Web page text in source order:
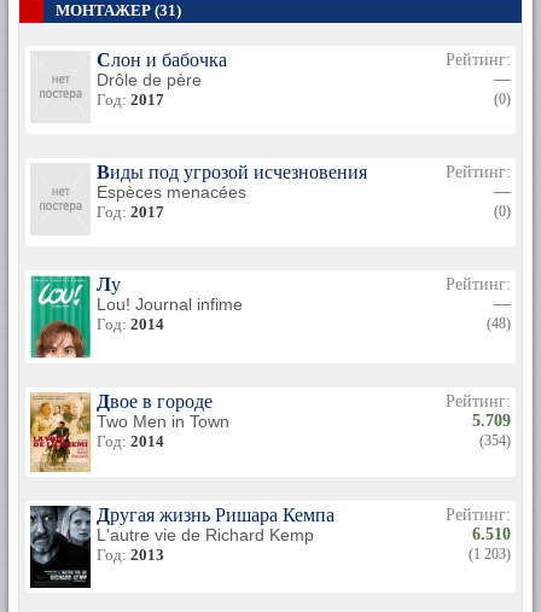
МОНТАЖЕР (31)
Слон и бабочка
Drôle de père
Год: 2017
Рейтинг:
—
(0)
Виды под угрозой исчезновения
Espèces menacées
Год: 2017
Рейтинг:
—
(0)
Лу
Lou! Journal infime
Год: 2014
Рейтинг:
—
(48)
Двое в городе
Two Men in Town
Год: 2014
Рейтинг:
5.709
(354)
Другая жизнь Ришара Кемпа
L'autre vie de Richard Kemp
Год: 2013
Рейтинг:
6.510
(1 203)